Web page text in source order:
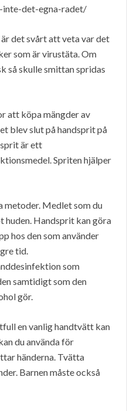
det-egna-radet/
det svårt att veta var det
som är virustäta. Om
så skulle smittan spridas
att köpa mängder av
blev slut på handsprit på
är ett
Spriten hjälper
metoder. Medlet som du
huden. Handsprit kan göra
hos den som använder
tid.
som
samtidigt som den
gör.
en vanlig handtvätt kan
du använda för
händerna. Tvätta
Barnen måste också